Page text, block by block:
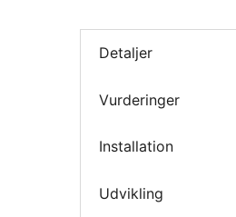
Detaljer
Vurderinger
Installation
Udvikling